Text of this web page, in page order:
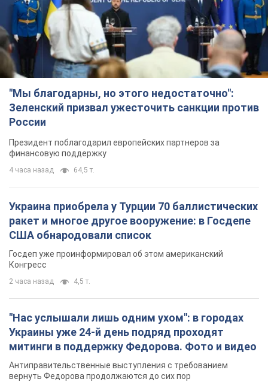
"Мы благодарны, но этого недостаточно":
Зеленский призвал ужесточить санкции против
России
Президент поблагодарил европейских партнеров за
финансовую поддержку
4 часа назад 64,5 т.
Украина приобрела у Турции 70 баллистических
ракет и многое другое вооружение: в Госдепе
США обнародовали список
Госдеп уже проинформировал об этом американский
Конгресс
2 часа назад 4,5 т.
"Нас услышали лишь одним ухом": в городах
Украины уже 24-й день подряд проходят
митинги в поддержку Федорова. Фото и видео
Антиправительственные выступления с требованием
вернуть Федорова продолжаются до сих пор